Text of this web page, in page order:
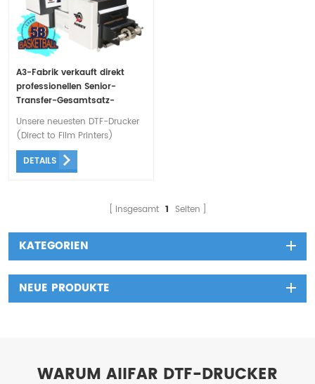
A3-Fabrik verkauft direkt
professionellen Senior-
Transfer-Gesamtsatz-
Ausrüstungen dtf-Drucker
Unsere neuesten DTF-Drucker
(Direct to Film Printers)
können auf Baumwolle, Seide,
Polyester, Denim und mehr
DETAILS
Insgesamt 1 Seiten
KATEGORIEN
NEUE PRODUKTE
WARUM AIIFAR DTF-DRUCKER